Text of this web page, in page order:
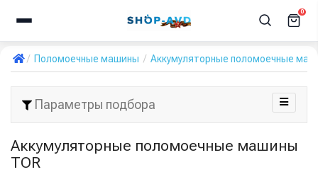
0
Поломоечные машины Аккумуляторные поломоечные
Параметры подбора
Аккумуляторные поломоечные машины
TOR